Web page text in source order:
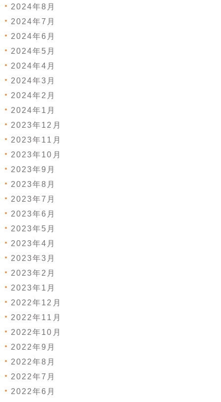
2024年8月
2024年7月
2024年6月
2024年5月
2024年4月
2024年3月
2024年2月
2024年1月
2023年12月
2023年11月
2023年10月
2023年9月
2023年8月
2023年7月
2023年6月
2023年5月
2023年4月
2023年3月
2023年2月
2023年1月
2022年12月
2022年11月
2022年10月
2022年9月
2022年8月
2022年7月
2022年6月